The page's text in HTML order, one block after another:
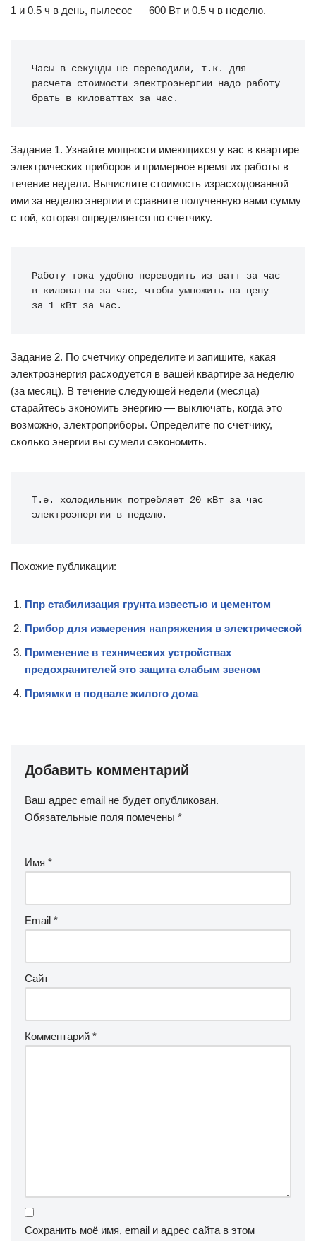
1 и 0.5 ч в день, пылесос — 600 Вт и 0.5 ч в неделю.
Часы в секунды не переводили, т.к. для
расчета стоимости электроэнергии надо работу
брать в киловаттах за час.
Задание 1. Узнайте мощности имеющихся у вас в квартире
электрических приборов и примерное время их работы в
течение недели. Вычислите стоимость израсходованной
ими за неделю энергии и сравните полученную вами сумму
с той, которая определяется по счетчику.
Работу тока удобно переводить из ватт за час
в киловатты за час, чтобы умножить на цену
за 1 кВт за час.
Задание 2. По счетчику определите и запишите, какая
электроэнергия расходуется в вашей квартире за неделю
(за месяц). В течение следующей недели (месяца)
старайтесь экономить энергию — выключать, когда это
возможно, электроприборы. Определите по счетчику,
сколько энергии вы сумели сэкономить.
Т.е. холодильник потребляет 20 кВт за час
электроэнергии в неделю.
Похожие публикации:
Ппр стабилизация грунта известью и цементом
Прибор для измерения напряжения в электрической
Применение в технических устройствах
предохранителей это защита слабым звеном
Приямки в подвале жилого дома
Добавить комментарий
Ваш адрес email не будет опубликован.
Обязательные поля помечены *
Имя *
Email *
Сайт
Комментарий *
Сохранить моё имя, email и адрес сайта в этом